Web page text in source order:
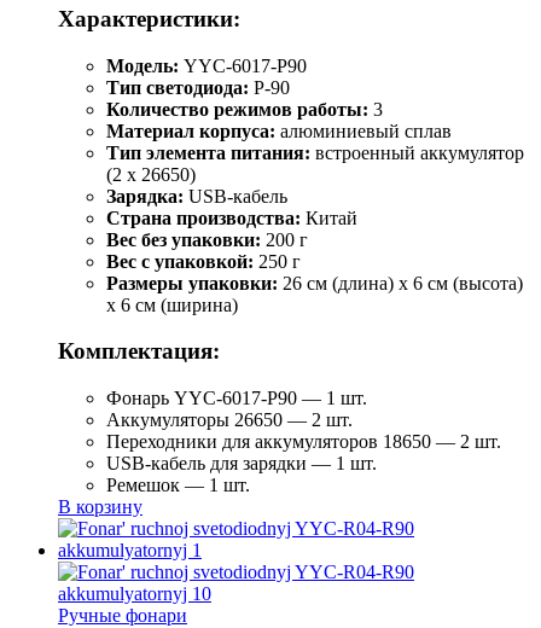
Характеристики:
Модель: YYC-6017-P90
Тип светодиода: P-90
Количество режимов работы: 3
Материал корпуса: алюминиевый сплав
Тип элемента питания: встроенный аккумулятор
(2 x 26650)
Зарядка: USB-кабель
Страна производства: Китай
Вес без упаковки: 200 г
Вес с упаковкой: 250 г
Размеры упаковки: 26 см (длина) x 6 см (высота)
x 6 см (ширина)
Комплектация:
Фонарь YYC-6017-P90 — 1 шт.
Аккумуляторы 26650 — 2 шт.
Переходники для аккумуляторов 18650 — 2 шт.
USB-кабель для зарядки — 1 шт.
Ремешок — 1 шт.
В корзину
Ручные фонари